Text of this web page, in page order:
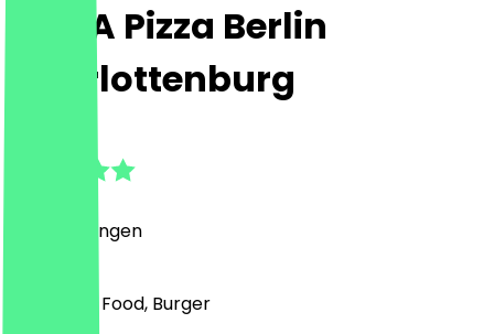
Call A Pizza Berlin
Charlottenburg
Bewertungen
Pizza, Fast Food, Burger